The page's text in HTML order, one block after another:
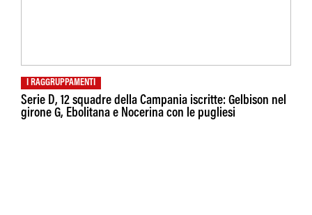
I RAGGRUPPAMENTI
Serie D, 12 squadre della Campania iscritte: Gelbison nel
girone G, Ebolitana e Nocerina con le pugliesi